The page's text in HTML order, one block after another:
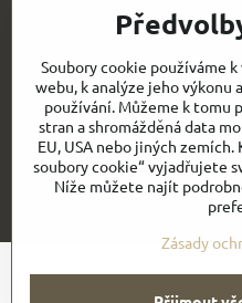
Instagram
Rychlý kontakt
2026CopyrightPředvolby
Vytvořeno
Soubory cookie používáme
webu, k analýze jeho výkonu
používání. Můžeme k tomu
stran a shromážděná data
EU, USA nebo jiných
soubory cookie“ vyjadřujete
Níže můžete najít
Zásady